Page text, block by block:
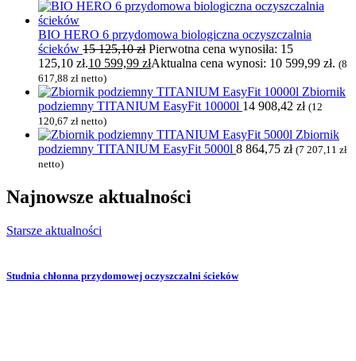
BIO HERO 6 przydomowa biologiczna oczyszczalnia
ścieków 15 125,10zł Pierwotna cena wynosiła: 15
125,10 zł.10 599,99 złAktualna cena wynosi: 10 599,99 zł. (8
617,88 zł netto)
Zbiornik
podziemny TITANIUM EasyFit 10000l 14 908,42 zł (12
120,67 zł netto)
Zbiornik
podziemny TITANIUM EasyFit 5000l 8 864,75 zł (7 207,11 zł
netto)
Najnowsze aktualności
Starsze aktualności
Studnia chłonna przydomowej oczyszczalni ścieków